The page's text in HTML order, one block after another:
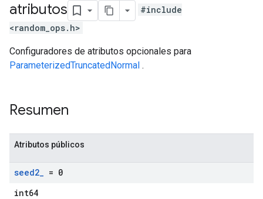
atributos
#include
<random_ops.h>
Configuradores de atributos opcionales para
ParameterizedTruncatedNormal .
Resumen
Atributos públicos
seed2_ = 0
int64